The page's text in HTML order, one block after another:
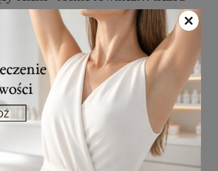
SPA opowiedział na łamach